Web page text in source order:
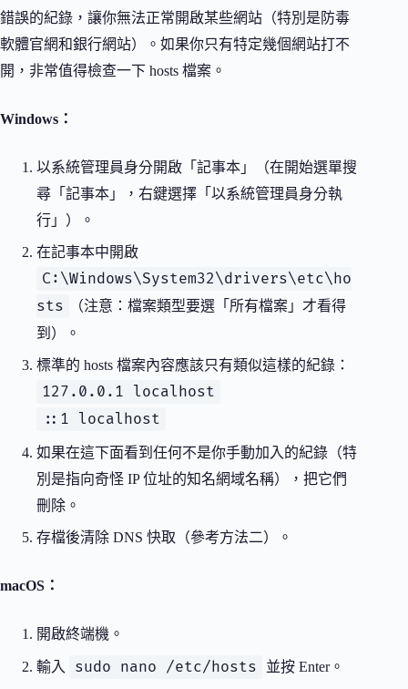
錯誤的紀錄，讓你無法正常開啟某些網站（特別是防毒
軟體官網和銀行網站）。如果你只有特定幾個網站打不
開，非常值得檢查一下 hosts 檔案。
Windows：
以系統管理員身分開啟「記事本」（在開始選單搜
尋「記事本」，右鍵選擇「以系統管理員身分執
行」）。
在記事本中開啟
C:\Windows\System32\drivers\etc\ho
sts
（注意：檔案類型要選「所有檔案」才看得
到）。
標準的 hosts 檔案內容應該只有類似這樣的紀錄：
127.0.0.1 localhost
::1 localhost
如果在這下面看到任何不是你手動加入的紀錄（特
別是指向奇怪 IP 位址的知名網域名稱），把它們
刪除。
存檔後清除 DNS 快取（參考方法二）。
macOS：
開啟終端機。
輸入 sudo nano /etc/hosts 並按 Enter。